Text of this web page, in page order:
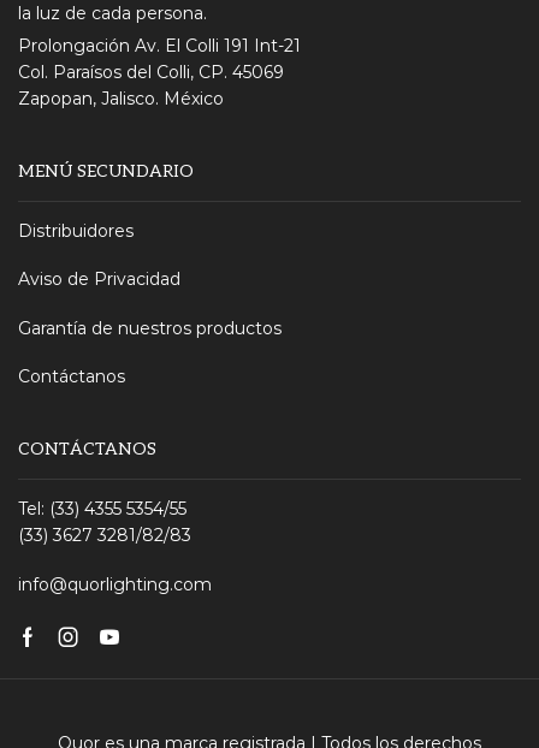
la luz de cada persona.
Prolongación Av. El Colli 191 Int-21
Col. Paraísos del Colli, CP. 45069
Zapopan, Jalisco. México
MENÚ SECUNDARIO
Distribuidores
Aviso de Privacidad
Garantía de nuestros productos
Contáctanos
CONTÁCTANOS
Tel: (33) 4355 5354/55
(33) 3627 3281/82/83
info@quorlighting.com
Facebook
Instagram
Youtube
Quor es una marca registrada | Todos los derechos